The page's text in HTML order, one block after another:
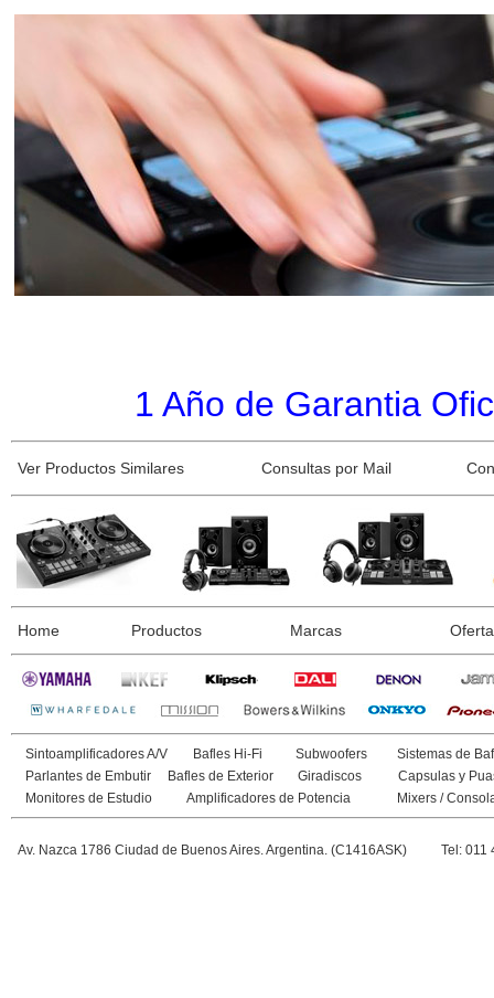
1 Año de Garantia
Ver Productos Similares Consultas por Mail
Home Productos Marcas
Sintoamplificadores A/V Bafles Hi-Fi Subwoofers
Sistemas de
Parlantes de Embutir
Bafles de Exterior Giradiscos
Capsulas y
Monitores de Estudio
Amplificadores de Potencia Mixers /
Av. Nazca 1786 Ciudad de Buenos Aires. Argentina. (C1416ASK) Tel: 011